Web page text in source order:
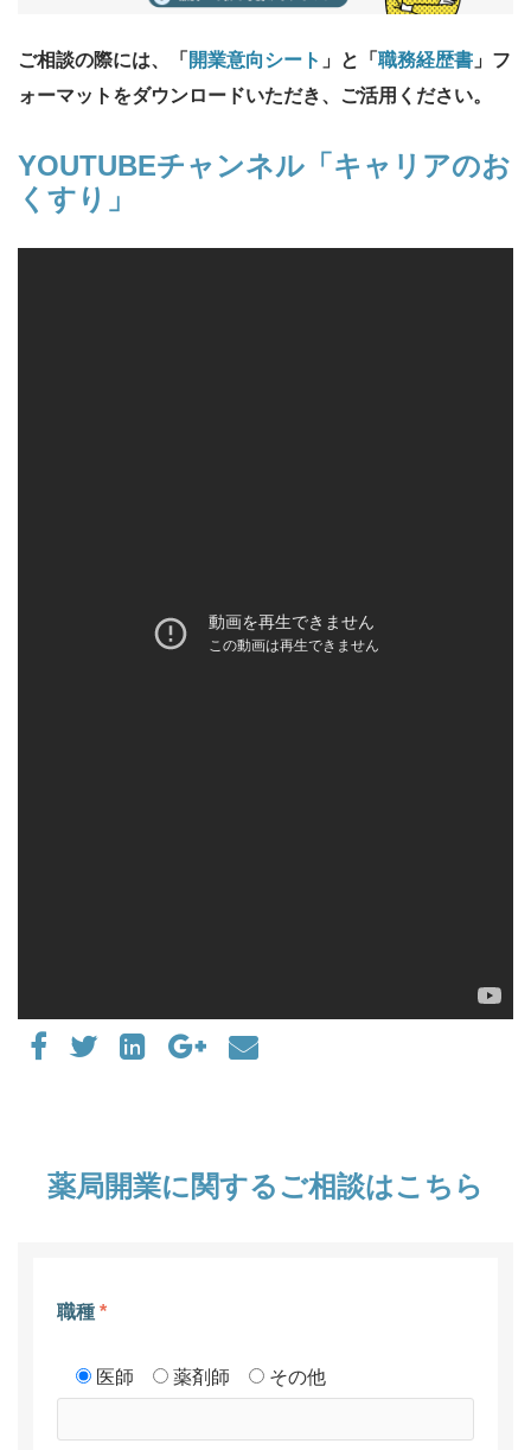
ご相談の際には、「 開業意向シート 」と「 職務経歴書 」フ
ォーマットをダウンロードいただき、ご活用ください。
YOUTUBEチャンネル「キャリアのお
くすり」
薬局開業に関するご相談はこちら
職種 *
医師 薬剤師 その他